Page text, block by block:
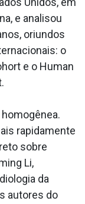
e analisou
oriundos
o
e o Human
rapidamente
sobre
Li,
da
autores do